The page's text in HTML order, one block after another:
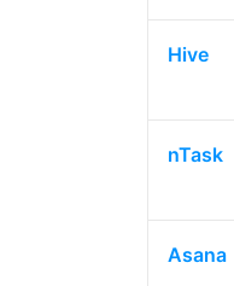
Hive
nTask
Asana